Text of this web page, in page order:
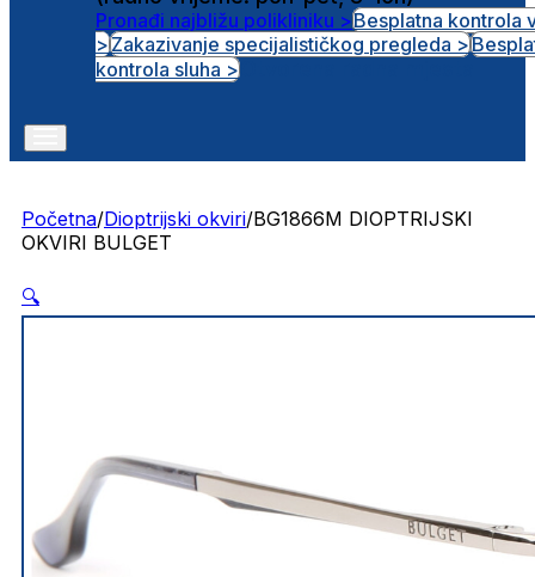
Pronađi najbližu polikliniku >Besplatna kontrola
>Zakazivanje specijalističkog pregleda >
kontrola sluha >
Početna/Dioptrijski okviri/BG1866M DIOPTRIJSKI
OKVIRI BULGET
🔍